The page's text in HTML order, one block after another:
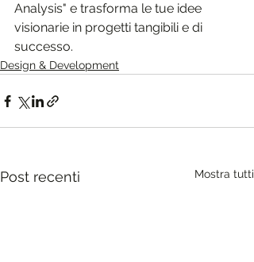
Analysis" e trasforma le tue idee
visionarie in progetti tangibili e di
successo.
Design & Development
Post recenti Mostra tutti